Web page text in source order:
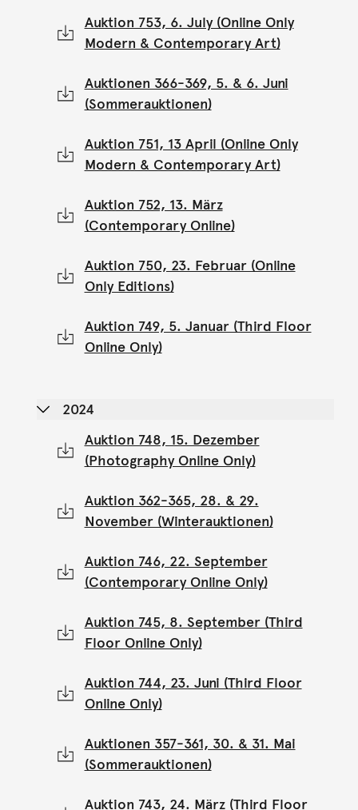
Auktion 753, 6. July (Online Only
Modern & Contemporary Art)
Auktionen 366-369, 5. & 6. Juni
(Sommerauktionen)
Auktion 751, 13 April (Online Only
Modern & Contemporary Art)
Auktion 752, 13. März
(Contemporary Online)
Auktion 750, 23. Februar (Online
Only Editions)
Auktion 749, 5. Januar (Third Floor
Online Only)
2024
Auktion 748, 15. Dezember
(Photography Online Only)
Auktion 362-365, 28. & 29.
November (Winterauktionen)
Auktion 746, 22. September
(Contemporary Online Only)
Auktion 745, 8. September (Third
Floor Online Only)
Auktion 744, 23. Juni (Third Floor
Online Only)
Auktionen 357-361, 30. & 31. Mai
(Sommerauktionen)
Auktion 743, 24. März (Third Floor